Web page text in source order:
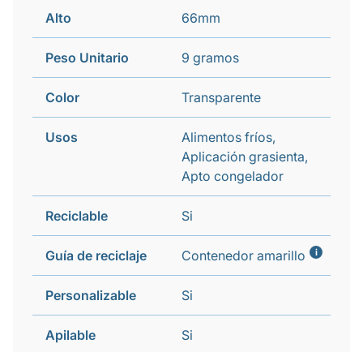
Alto 66mm
Peso Unitario 9 gramos
Color Transparente
Usos
Alimentos fríos,
Aplicación grasienta,
Apto congelador
Reciclable Si
Guía de reciclaje Contenedor amarillo i
Personalizable Si
Apilable Si